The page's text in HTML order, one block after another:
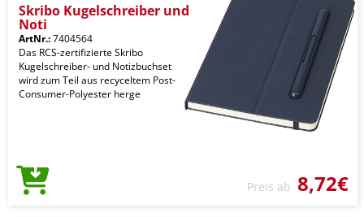
Skribo Kugelschreiber und
Noti
ArtNr.:7404564
Das RCS-zertifizierte Skribo
Kugelschreiber- und Notizbuchset
wird zum Teil aus recyceltem Post-
Consumer-Polyester herge
Preis ab 8,72€